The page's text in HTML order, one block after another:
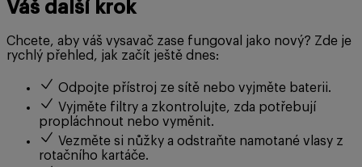
Váš další krok
Chcete, aby váš vysavač zase fungoval jako nový? Zde je
rychlý přehled, jak začít ještě dnes:
Odpojte přístroj ze sítě nebo vyjměte baterii.
Vyjměte filtry a zkontrolujte, zda potřebují
propláchnout nebo vyměnit.
Vezměte si nůžky a odstraňte namotané vlasy z
rotačního kartáče.